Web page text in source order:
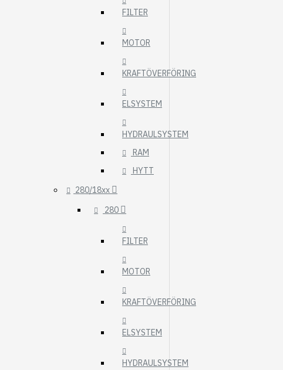
FILTER
MOTOR
KRAFTÖVERFÖRING
ELSYSTEM
HYDRAULSYSTEM
RAM
HYTT
280/18xx
280
FILTER
MOTOR
KRAFTÖVERFÖRING
ELSYSTEM
HYDRAULSYSTEM